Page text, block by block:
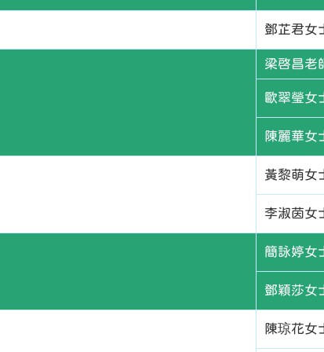
鄧芷君女
梁啓昌老
歐翠瑩女
陳麗華女
黃黎萌女
李淑茵女
簡詠婷女
鄧穎莎女
陳琼花女